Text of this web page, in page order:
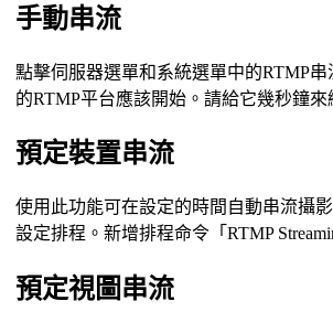
手動串流
點擊伺服器選單和系統選單中的RTMP
的RTMP平台應該開始。請給它幾秒鐘來
預定裝置串流
使用此功能可在設定的時間自動串流攝
設定排程。新增排程命令「RTMP
預定視圖串流